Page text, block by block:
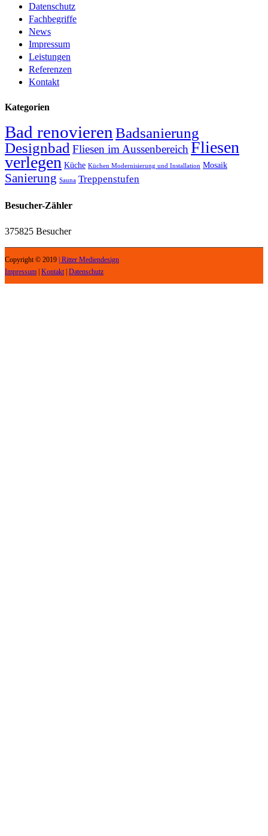
Datenschutz
Fachbegriffe
News
Impressum
Leistungen
Referenzen
Kontakt
Kategorien
Bad renovieren Badsanierung
Designbad Fliesen im AussenbereichFliesen
verlegen Küche Küchen Modernisierung und Installation Mosaik
Sanierung Sauna Treppenstufen
Besucher-Zähler
375825 Besucher
Copyright © 2019 | Ritter Mediendesign
Impressum | Kontakt | Datenschutz